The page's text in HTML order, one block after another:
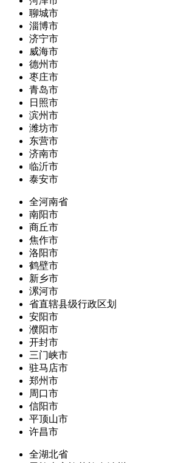
聊城市
淄博市
济宁市
威海市
德州市
枣庄市
青岛市
日照市
滨州市
潍坊市
东营市
济南市
临沂市
泰安市
全河南省
南阳市
商丘市
焦作市
洛阳市
鹤壁市
新乡市
漯河市
省直辖县级行政区划
安阳市
濮阳市
开封市
三门峡市
驻马店市
郑州市
周口市
信阳市
平顶山市
许昌市
全湖北省